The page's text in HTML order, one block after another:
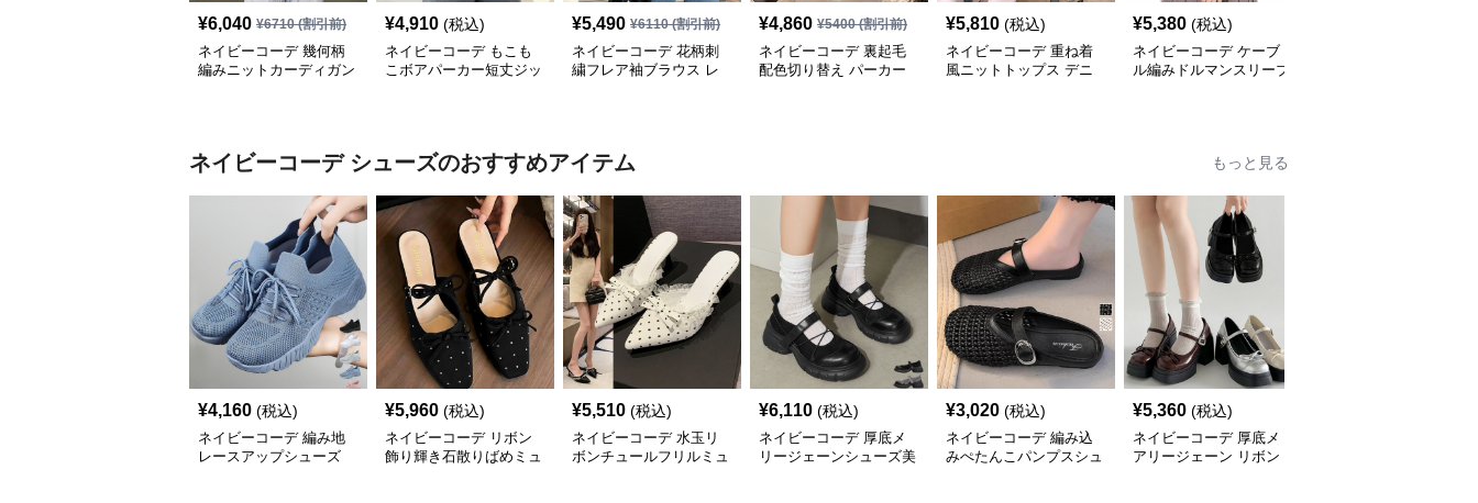
¥6,040 ¥6710(割引前)
ネイビーコーデ 幾何柄
編みニットカーディガン
¥4,910 (税込)
ネイビーコーデ もこも
こボアパーカー短丈ジッ
¥5,490 ¥6110(割引前)
ネイビーコーデ 花柄刺
繍フレア袖ブラウス レ
¥4,860 ¥5400(割引前)
ネイビーコーデ 裏起毛
配色切り替え パーカー
¥5,810 (税込)
ネイビーコーデ 重ね着
風ニットトップス デニ
¥5,380 (税込)
ネイビーコーデ ケーブ
ル編みドルマンスリーブ
ネイビーコーデ シューズのおすすめアイテム もっと見る
¥4,160 (税込)
ネイビーコーデ 編み地
レースアップシューズ
¥5,960 (税込)
ネイビーコーデ リボン
飾り輝き石散りばめミュ
¥5,510 (税込)
ネイビーコーデ 水玉リ
ボンチュールフリルミュ
¥6,110 (税込)
ネイビーコーデ 厚底メ
リージェーンシューズ美
¥3,020 (税込)
ネイビーコーデ 編み込
みぺたんこパンプスシュ
¥5,360 (税込)
ネイビーコーデ 厚底メ
アリージェーン リボン